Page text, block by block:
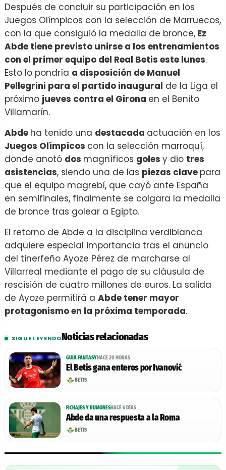
Después de concluir su participación en los
Juegos Olímpicos con la selección de Marruecos,
con la que consiguió la medalla de bronce, Ez
Abde tiene previsto unirse a los entrenamientos
con el primer equipo del Real Betis este lunes.
Esto lo pondría a disposición de Manuel
Pellegrini para el partido inaugural de la Liga el
próximo jueves contra el Girona en el Benito
Villamarín.
Abde ha tenido una destacada actuación en los
Juegos Olímpicos con la selección marroquí,
donde anotó dos magníficos goles y dio tres
asistencias, siendo una de las piezas clave para
que el equipo magrebí, que cayó ante España
en semifinales, finalmente se colgara la medalla
de bronce tras golear a Egipto.
El retorno de Abde a la disciplina verdiblanca
adquiere especial importancia tras el anuncio
del tinerfeño Ayoze Pérez de marcharse al
Villarreal mediante el pago de su cláusula de
rescisión de cuatro millones de euros. La salida
de Ayoze permitirá a Abde tener mayor
protagonismo en la próxima temporada.
SIGUE LEYENDONoticias relacionadas
GUIA FANTASYHACE 20 HORAS
El Betis gana enteros por Ivanović
BETIS
FICHAJES Y RUMORESHACE 6 DÍAS
Abde da una respuesta a la Roma
BETIS